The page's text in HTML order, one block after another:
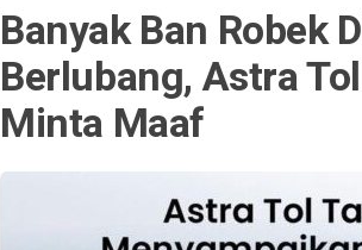
Banyak Ban Robek
Berlubang, Astra
Minta Maaf